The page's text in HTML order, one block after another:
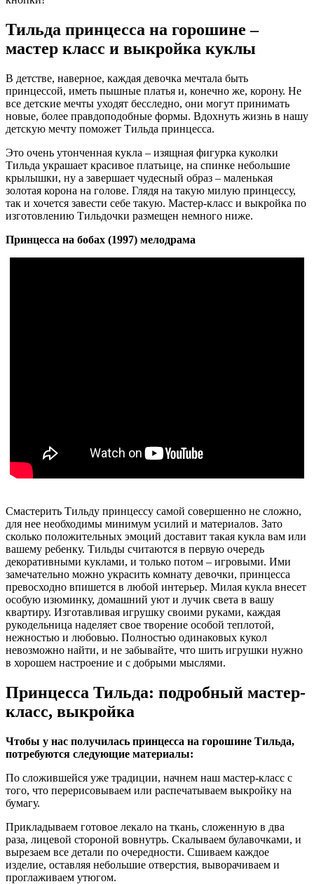
Тильда принцесса на горошине –
мастер класс и выкройка куклы
В детстве, наверное, каждая девочка мечтала быть
принцессой, иметь пышные платья и, конечно же, корону. Не
все детские мечты уходят бесследно, они могут принимать
новые, более правдоподобные формы. Вдохнуть жизнь в нашу
детскую мечту поможет Тильда принцесса.
Это очень утонченная кукла – изящная фигурка куколки
Тильда украшает красивое платьице, на спинке небольшие
крылышки, ну а завершает чудесный образ – маленькая
золотая корона на голове. Глядя на такую милую принцессу,
так и хочется завести себе такую. Мастер-класс и выкройка по
изготовлению Тильдочки размещен немного ниже.
Принцесса на бобах (1997) мелодрама
Смастерить Тильду принцессу самой совершенно не сложно,
для нее необходимы минимум усилий и материалов. Зато
сколько положительных эмоций доставит такая кукла вам или
вашему ребенку. Тильды считаются в первую очередь
декоративными куклами, и только потом – игровыми. Ими
замечательно можно украсить комнату девочки, принцесса
превосходно впишется в любой интерьер. Милая кукла внесет
особую изюминку, домашний уют и лучик света в вашу
квартиру. Изготавливая игрушку своими руками, каждая
рукодельница наделяет свое творение особой теплотой,
нежностью и любовью. Полностью одинаковых кукол
невозможно найти, и не забывайте, что шить игрушки нужно
в хорошем настроение и с добрыми мыслями.
Принцесса Тильда: подробный мастер-
класс, выкройка
Чтобы у нас получилась принцесса на горошине Тильда,
потребуются следующие материалы:
По сложившейся уже традиции, начнем наш мастер-класс с
того, что перерисовываем или распечатываем выкройку на
бумагу.
Прикладываем готовое лекало на ткань, сложенную в два
раза, лицевой стороной вовнутрь. Скалываем булавочками, и
вырезаем все детали по очередности. Сшиваем каждое
изделие, оставляя небольшие отверстия, выворачиваем и
проглаживаем утюгом.